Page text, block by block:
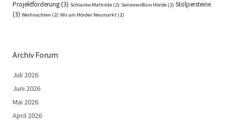
Projektförderung(3) Schlanke Mathilde (2) SeniorenBüro Hörde (2) Stolpersteine
(3) Weihnachten (2) Wir am Hörder Neumarkt (2)
Archiv Forum
Juli 2026
Juni 2026
Mai 2026
April 2026